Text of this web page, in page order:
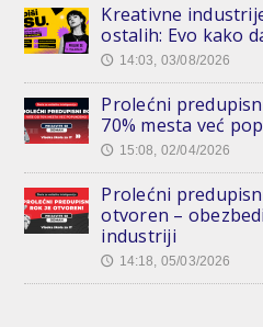
Kreativne
ostalih: Evo kako
🕔 14:03, 03/08/2026
Prolećni
70% mesta već
🕔 15:08, 02/04/2026
Prolećni
otvoren –
industriji
🕔 14:18, 05/03/2026